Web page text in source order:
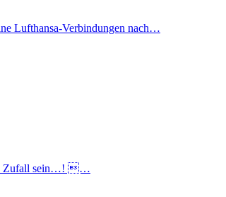
Lufthansa-Verbindungen nach…
Zufall sein…! …